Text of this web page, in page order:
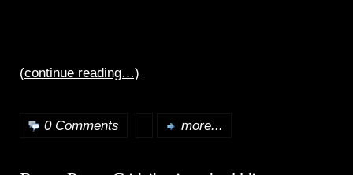
(continue reading…)
0 Comments more...